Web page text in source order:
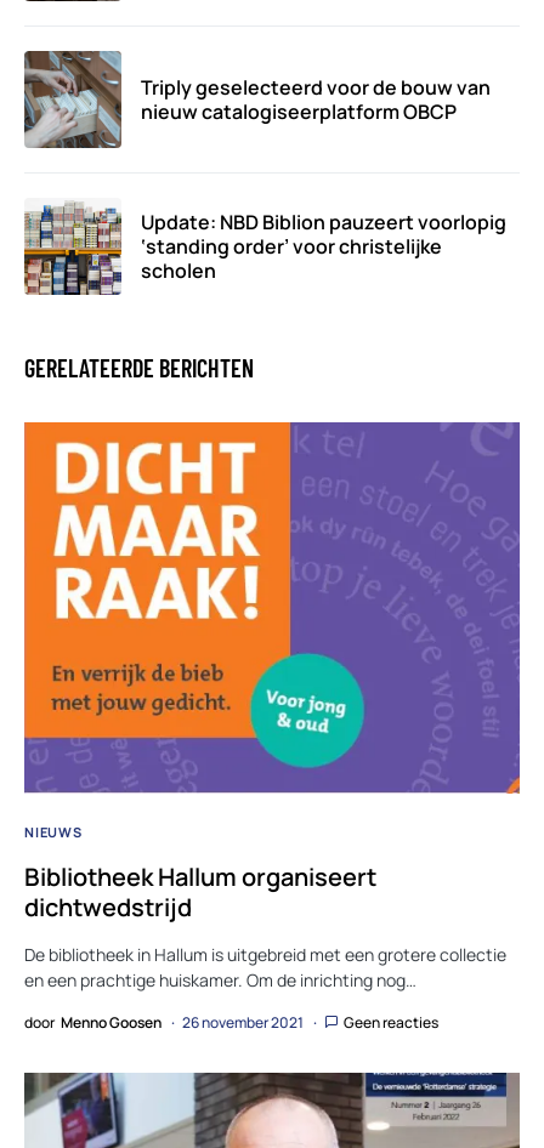
Triply geselecteerd voor de bouw van
nieuw catalogiseerplatform OBCP
Update: NBD Biblion pauzeert voorlopig
‘standing order’ voor christelijke
scholen
GERELATEERDE BERICHTEN
NIEUWS
Bibliotheek Hallum organiseert
dichtwedstrijd
De bibliotheek in Hallum is uitgebreid met een grotere collectie
en een prachtige huiskamer. Om de inrichting nog…
door Menno Goosen 26 november 2021 Geen reacties